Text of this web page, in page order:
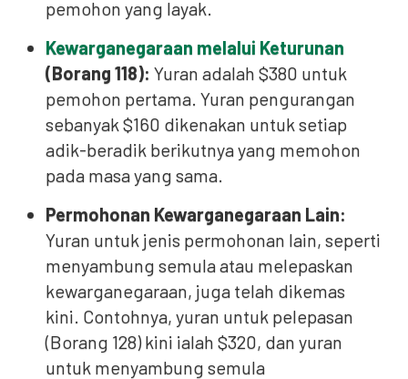
pemohon yang layak.
Kewarganegaraan melalui Keturunan
(Borang 118): Yuran adalah $380 untuk
pemohon pertama. Yuran pengurangan
sebanyak $160 dikenakan untuk setiap
adik-beradik berikutnya yang memohon
pada masa yang sama.
Permohonan Kewarganegaraan Lain:
Yuran untuk jenis permohonan lain, seperti
menyambung semula atau melepaskan
kewarganegaraan, juga telah dikemas
kini. Contohnya, yuran untuk pelepasan
(Borang 128) kini ialah $320, dan yuran
untuk menyambung semula